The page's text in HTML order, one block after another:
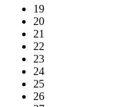
19
20
21
22
23
24
25
26